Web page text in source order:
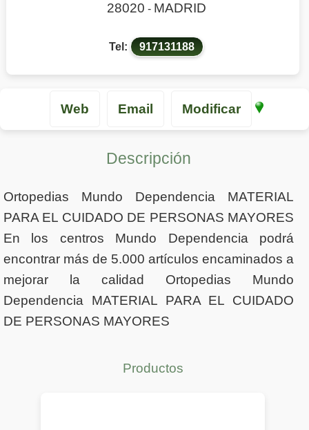
28020 - MADRID
Tel: 917131188
Web Email Modificar
Descripción
Ortopedias Mundo Dependencia MATERIAL
PARA EL CUIDADO DE PERSONAS MAYORES
En los centros Mundo Dependencia podrá
encontrar más de 5.000 artículos encaminados a
mejorar la calidad Ortopedias Mundo
Dependencia MATERIAL PARA EL CUIDADO
DE PERSONAS MAYORES
Productos